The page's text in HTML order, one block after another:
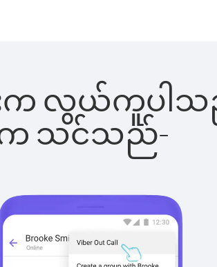
င်းက လွယ်ကူပါ
ါက သင်သည်-